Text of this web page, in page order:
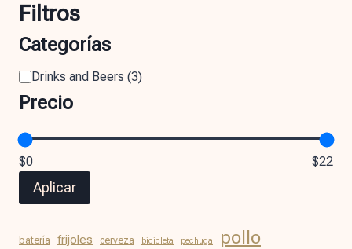
Filtros
Categorías
Drinks and Beers (3)
Precio
$0 $22
Aplicar
batería frijoles cerveza bicicleta pechuga pollo